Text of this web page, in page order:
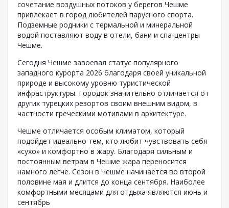
сочетание воздушных потоков у берегов Чешме
привлекает в город любителей парусного спорта.
Подземные родники с термальной и минеральной
водой поставляют воду в отели, бани и спа-центры
Чешме.
Сегодня Чешме завоевал статус популярного
западного курорта 2026 благодаря своей уникальной
природе и высокому уровню туристической
инфраструктуры. Городок значительно отличается от
других турецких резортов своим внешним видом, в
частности греческими мотивами в архитектуре.
Чешме отличается особым климатом, который
подойдет идеально тем, кто любит чувствовать себя
«сухо» и комфортно в жару. Благодаря сильным и
постоянным ветрам в Чешме жара переносится
намного легче. Сезон в Чешме начинается во второй
половине мая и длится до конца сентября. Наиболее
комфортными месяцами для отдыха являются июнь и
сентябрь